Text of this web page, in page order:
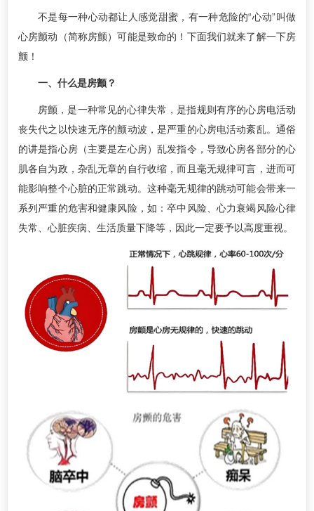
不是每一种心动都让人感觉甜蜜，有一种危险的“心动”叫做
心房颤动（简称房颤）可能是致命的！下面我们就来了解一下房
颤！
一、什么是房颤？
房颤，是一种常见的心律失常，是指规则有序的心房电活动
丧失代之以快速无序的颤动波，是严重的心房电活动紊乱。通俗
的讲是指心房（主要是左心房）乱发指令，导致心房各部分的心
肌各自为政，杂乱无章的自行收缩，而且毫无规律可言，进而可
能影响整个心脏的正常跳动。这种毫无规律的跳动可能会带来一
系列严重的危害和健康风险，如：卒中风险、心力衰竭风险心律
失常、心脏疾病、生活质量下降等，因此一定要予以高度重视。